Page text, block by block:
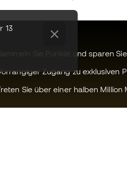
13
Sie Punkte und sparen
Zugang zu exklusiven
Sie über einer halben Million